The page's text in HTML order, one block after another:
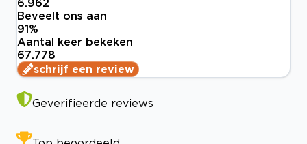
6.962
Beveelt ons aan
91%
Aantal keer bekeken
67.778
schrijf een review
Geverifieerde reviews